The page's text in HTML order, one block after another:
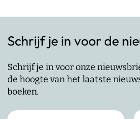
Schrijf je in voor de
Schrijf je in voor onze
de hoogte van het laatste
boeken.